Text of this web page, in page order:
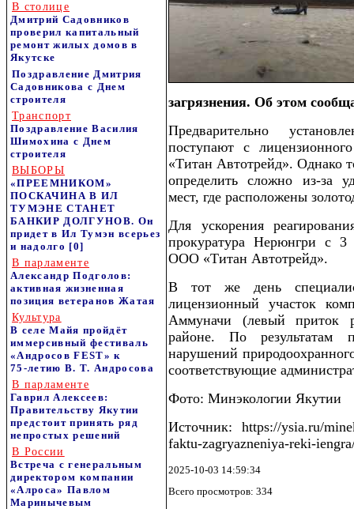
В столице
Дмитрий Садовников
проверил капитальный
ремонт жилых домов в
Якутске
Поздравление Дмитрия
Садовникова с Днем
строителя
Транспорт
Поздравление Василия
Шимохина с Днем
строителя
ВЫБОРЫ
«ПРЕЕМНИКОМ»
ПОСКАЧИНА В ИЛ
ТУМЭНЕ СТАНЕТ
БАНКИР ДОЛГУНОВ. Он
придет в Ил Тумэн всерьез
и надолго [0]
В парламенте
Александр Подголов:
активная жизненная
позиция ветеранов Жатая
Культура
В селе Майя пройдёт
иммерсивный фестиваль
«Андросов FEST» к
75‑летию В. Т. Андросова
В парламенте
Гаврил Алексеев:
Правительству Якутии
предстоит принять ряд
непростых решений
В России
Встреча с генеральным
директором компании
«Алроса» Павлом
Маринычевым
загрязнения. Об этом
Предварительно
поступают с
«Титан Автотрейд». Однако
определить сложно из-за
мест, где расположены
Для ускорения
прокуратура Нерюнгри с 3
ООО «Титан Автотрейд».
В тот же день
лицензионный участок
Аммуначи (левый приток
районе. По результатам
нарушений
соответствующие
Фото: Минэкологии Якутии
Источник: https://ysia.ru/
faktu-zagryazneniya-reki-
2025-10-03 14:59:34
Всего просмотров: 334